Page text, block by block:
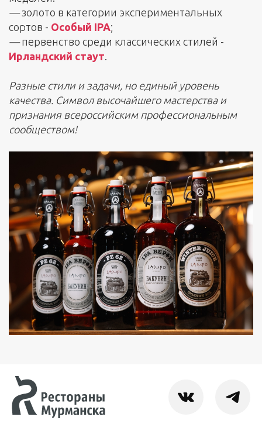
—золото в категории экспериментальных
сортов - Особый IPA;
—первенство среди классических стилей -
Ирландский стаут.
Разные стили и задачи, но единый уровень
качества. Символ высочайшего мастерства и
признания всероссийским профессиональным
сообществом!